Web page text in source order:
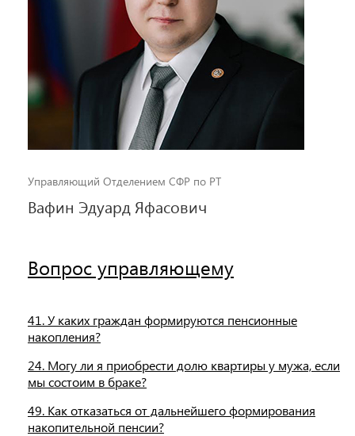
Управляющий Отделением СФР по РТ
Вафин Эдуард Яфасович
Вопрос управляющему
41. У каких граждан формируются пенсионные
накопления?
24. Могу ли я приобрести долю квартиры у мужа, если
мы состоим в браке?
49. Как отказаться от дальнейшего формирования
накопительной пенсии?